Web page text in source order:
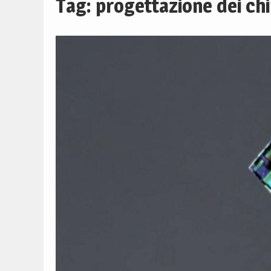
Tag: progettazione dei